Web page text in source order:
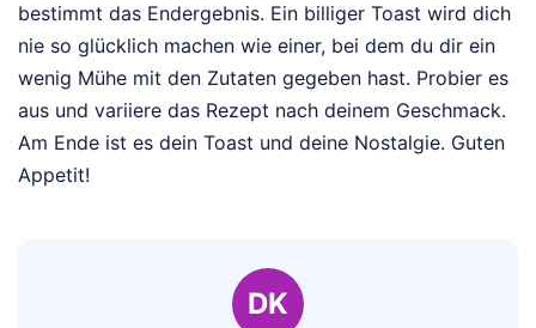
bestimmt das Endergebnis. Ein billiger Toast wird dich
nie so glücklich machen wie einer, bei dem du dir ein
wenig Mühe mit den Zutaten gegeben hast. Probier es
aus und variiere das Rezept nach deinem Geschmack.
Am Ende ist es dein Toast und deine Nostalgie. Guten
Appetit!
DK